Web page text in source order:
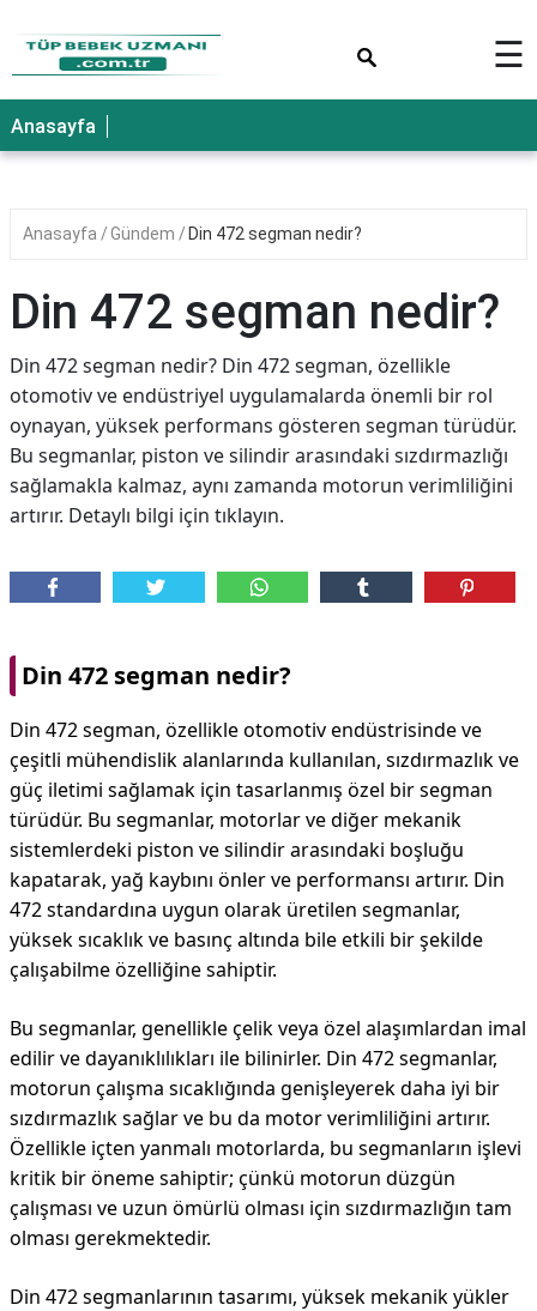
☰
Anasayfa
Anasayfa Gündem Din 472 segman nedir?
Din 472 segman nedir?
Din 472 segman nedir? Din 472 segman, özellikle
otomotiv ve endüstriyel uygulamalarda önemli bir rol
oynayan, yüksek performans gösteren segman türüdür.
Bu segmanlar, piston ve silindir arasındaki sızdırmazlığı
sağlamakla kalmaz, aynı zamanda motorun verimliliğini
artırır. Detaylı bilgi için tıklayın.
Din 472 segman nedir?
Din 472 segman, özellikle otomotiv endüstrisinde ve
çeşitli mühendislik alanlarında kullanılan, sızdırmazlık ve
güç iletimi sağlamak için tasarlanmış özel bir segman
türüdür. Bu segmanlar, motorlar ve diğer mekanik
sistemlerdeki piston ve silindir arasındaki boşluğu
kapatarak, yağ kaybını önler ve performansı artırır. Din
472 standardına uygun olarak üretilen segmanlar,
yüksek sıcaklık ve basınç altında bile etkili bir şekilde
çalışabilme özelliğine sahiptir.
Bu segmanlar, genellikle çelik veya özel alaşımlardan imal
edilir ve dayanıklılıkları ile bilinirler. Din 472 segmanlar,
motorun çalışma sıcaklığında genişleyerek daha iyi bir
sızdırmazlık sağlar ve bu da motor verimliliğini artırır.
Özellikle içten yanmalı motorlarda, bu segmanların işlevi
kritik bir öneme sahiptir; çünkü motorun düzgün
çalışması ve uzun ömürlü olması için sızdırmazlığın tam
olması gerekmektedir.
Din 472 segmanlarının tasarımı, yüksek mekanik yükler